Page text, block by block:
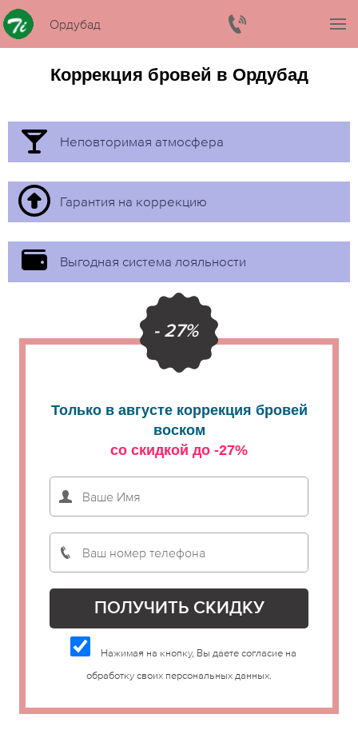
Ордубад
Коррекция бровей в Ордубад
Неповторимая атмосфера
Гарантия на коррекцию
Выгодная система лояльности
- 27%
Только в августе коррекция бровей
воском
со скидкой до -27%
Нажимая на кнопку, Вы даете согласие на
обработку своих персональных данных.